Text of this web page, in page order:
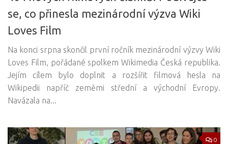
se, co přinesla mezinárodní výzva Wiki
Loves Film
Na konci srpna skončil první ročník mezinárodní výzvy Wiki
Loves Film, pořádané spolkem Wikimedia Česká republika.
Jejím cílem bylo doplnit a rozšířit filmová hesla na
Wikipedii napříč zeměmi střední a východní Evropy.
Navázala na...
0